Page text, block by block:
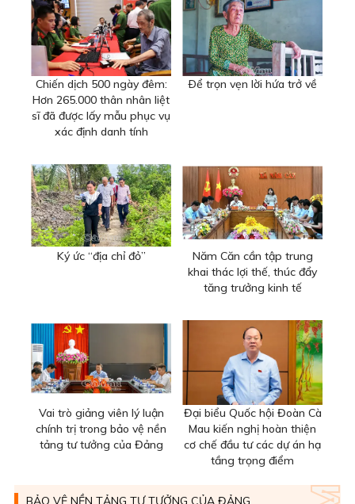
Chiến dịch 500 ngày đêm:
Hơn 265.000 thân nhân liệt
sĩ đã được lấy mẫu phục vụ
xác định danh tính
Ðể trọn vẹn lời hứa trở về
Ký ức “địa chỉ đỏ”
Năm Căn cần tập trung
khai thác lợi thế, thúc đẩy
tăng trưởng kinh tế
Vai trò giảng viên lý luận
chính trị trong bảo vệ nền
tảng tư tưởng của Đảng
Đại biểu Quốc hội Đoàn Cà
Mau kiến nghị hoàn thiện
cơ chế đầu tư các dự án hạ
tầng trọng điểm
BẢO VỆ NỀN TẢNG TƯ TƯỞNG CỦA ĐẢNG